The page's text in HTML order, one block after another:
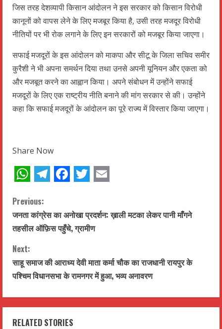
जिस तरह देशव्यापी किसान आंदोलन ने इस सरकार को किसान विरोधी
कानूनों को वापस लेने के लिए मजबूर किया है, उसी तरह मजदूर विरोधी
नीतियों पर भी रोक लगाने के लिए इन सरकारों को मजबूर किया जाएगा।
सफाई मजदूरों के इस आंदोलन को माकपा और सीटू के जिला सचिव समीर
कुरैशी ने भी अपना समर्थन दिया तथा उनसे अपनी यूनियन और एकता को
और मजबूत करने का आह्वान किया। अपने संबोधन में उन्होंने सफाई
मजदूरों के लिए एक राष्ट्रीय नीति बनाने की मांग सरकार से की। उन्होंने
कहा कि सफाई मजदूरों के आंदोलन का पूरे राज्य में विस्तार किया जाएगा।
Share Now
C
o
n
t
n
Previous:
जनता कांग्रेस का अनोखा प्रदर्शन: ख़ाली मटका लेकर पानी माँगने
तहसील ऑफ़िस पहुँचे, ग्रामीण
Next:
साहू समाज की आराध्य देवी माता कर्मा चौक का राजधानी रायपुर के
पश्चिम विधानसभा के रामनगर में हुआ, भव्य अनावरण
RELATED STORIES